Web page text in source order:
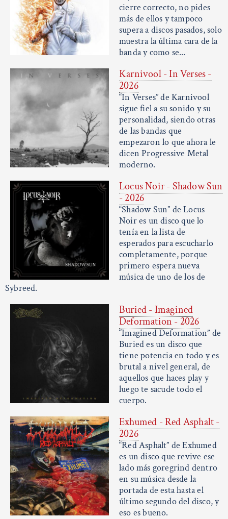
cierre correcto, no pides
más de ellos y tampoco
supera a discos pasados, solo
muestra la última cara de la
banda y como se...
Karnivool - In Verses -
2026
“In Verses” de Karnivool
sigue fiel a su sonido y su
personalidad, siendo otras
de las bandas que
empezaron lo que ahora le
dicen Progressive Metal
moderno.
Locus Noir - Shadow Sun
- 2026
“Shadow Sun” de Locus
Noir es un disco que lo
tenía en la lista de
esperados para escucharlo
completamente, porque
primero espera nueva
música de uno de los de
Sybreed.
Buried - Imagined
Deformation - 2026
“Imagined Deformation” de
Buried es un disco que
tiene potencia en todo y es
brutal a nivel general, de
aquellos que haces play y
luego te sacude todo el
cuerpo.
Exhumed - Red Asphalt -
2026
“Red Asphalt” de Exhumed
es un disco que revive ese
lado más goregrind dentro
en su música desde la
portada de esta hasta el
último segundo del disco, y
eso es bueno.